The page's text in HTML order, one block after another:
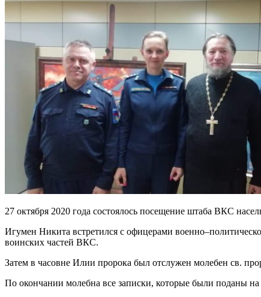
27 октября 2020 года состоялось посещение штаба ВКС
Игумен Никита встретился с офицерами
воинских частей ВКС.
Затем в часовне Илии пророка был отслужен молебен св.
По окончании молебна все записки, которые были поданы